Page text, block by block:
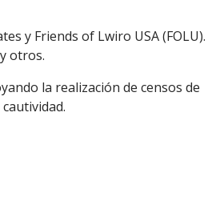
y Friends of Lwiro USA (FOLU).
otros.
la realización de censos de